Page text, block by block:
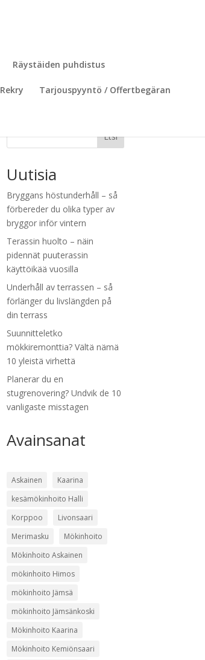
Räystäiden puhdistus
Rekry Tarjouspyyntö / Offertbegäran
Etsi
Uutisia
Bryggans höstunderhåll – så
förbereder du olika typer av
bryggor inför vintern
Terassin huolto – näin
pidennät puuterassin
käyttöikää vuosilla
Underhåll av terrassen – så
förlänger du livslängden på
din terrass
Suunnitteletko
mökkiremonttia? Vältä nämä
10 yleistä virhettä
Planerar du en
stugrenovering? Undvik de 10
vanligaste misstagen
Avainsanat
Askainen
Kaarina
kesämökinhoito Halli
Korppoo
Livonsaari
Merimasku
Mökinhoito
Mökinhoito Askainen
mökinhoito Himos
mökinhoito Jämsä
mökinhoito Jämsänkoski
Mökinhoito Kaarina
Mökinhoito Kemiönsaari